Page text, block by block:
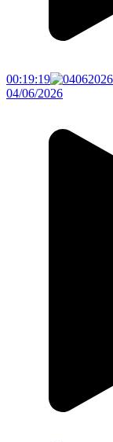
00:19:19
04/06/2026